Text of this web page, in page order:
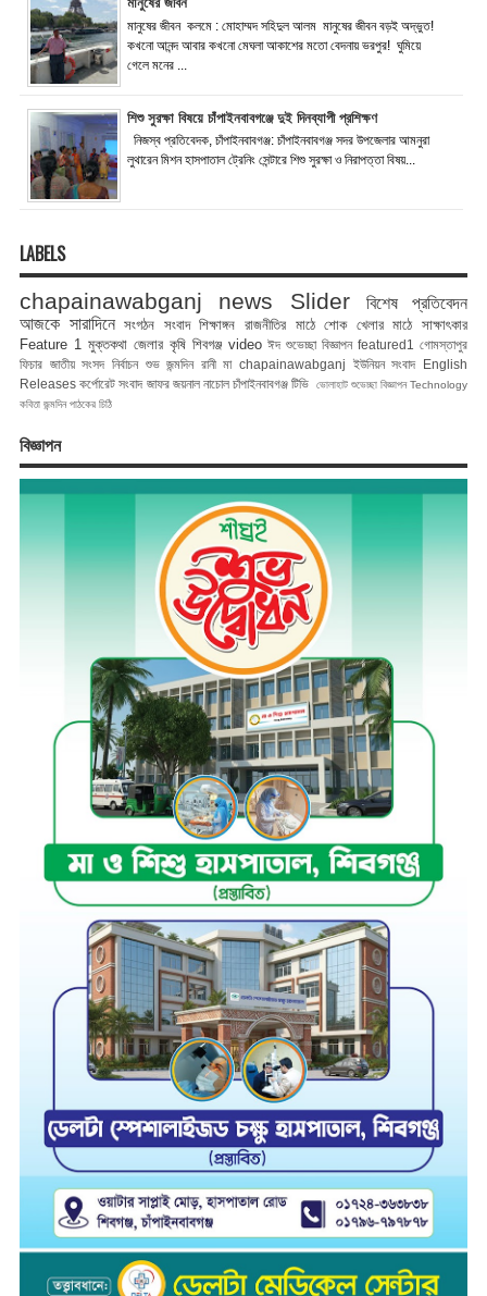
মানুষের জীবন কলমে : মোহাম্মদ সহিদুল আলম মানুষের জীবন বড়ই অদ্ভুত!
কখনো আনন্দ আবার কখনো মেঘলা আকাশের মতো বেদনায় ভরপুর! ঘুমিয়ে
গেলে মনের ...
শিশু সুরক্ষা বিষয়ে চাঁপাইনবাবগঞ্জে দুই দিনব্যাপী প্রশিক্ষণ
নিজস্ব প্রতিবেদক, চাঁপাইনবাবগঞ্জ: চাঁপাইনবাবগঞ্জ সদর উপজেলার আমনুরা
লুথারেন মিশন হাসপাতাল ট্রেনিং সেন্টারে শিশু সুরক্ষা ও নিরাপত্তা বিষয়...
LABELS
chapainawabganj news Slider
বিশেষ প্রতিবেদন
আজকে সারাদিনে সংগঠন সংবাদ শিক্ষাঙ্গন রাজনীতির মাঠে শোক খেলার মাঠে
সাক্ষাৎকার
Feature 1 মুক্তকথা জেলার কৃষি শিবগঞ্জ video ঈদ শুভেচ্ছা বিজ্ঞাপন featured1
গোমস্তাপুর
ফিচার জাতীয় সংসদ নির্বাচন শুভ জন্মদিন রানী মা chapainawabganj ইউনিয়ন সংবাদ English
Releases কর্পোরেট সংবাদ জাফর জয়নাল নাচোল চাঁপাইনবাবগঞ্জ টিভি ভোলাহাট শুভেচ্ছা বিজ্ঞাপন Technology
কবিতা জন্মদিন পাঠকের চিঠি
বিজ্ঞাপন